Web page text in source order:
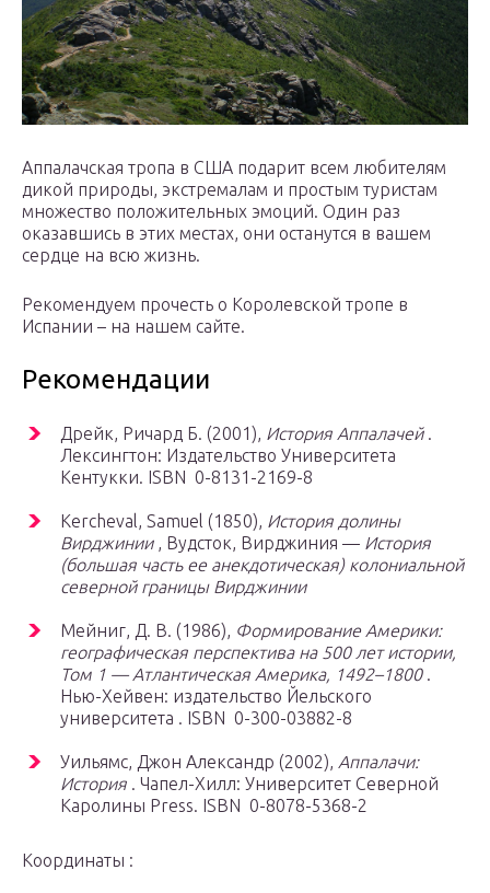
Аппалачская тропа в США подарит всем любителям
дикой природы, экстремалам и простым туристам
множество положительных эмоций. Один раз
оказавшись в этих местах, они останутся в вашем
сердце на всю жизнь.
Рекомендуем прочесть о Королевской тропе в
Испании – на нашем сайте.
Рекомендации
Дрейк, Ричард Б. (2001), История Аппалачей.
Лексингтон: Издательство Университета
Кентукки. ISBN 0-8131-2169-8
Kercheval, Samuel (1850), История долины
Вирджинии, Вудсток, Вирджиния — История
(большая часть ее анекдотическая) колониальной
северной границы Вирджинии
Мейниг, Д. В. (1986), Формирование Америки:
географическая перспектива на 500 лет истории,
Том 1 — Атлантическая Америка, 1492–1800.
Нью-Хейвен: издательство Йельского
университета . ISBN 0-300-03882-8
Уильямс, Джон Александр (2002), Аппалачи:
История . Чапел-Хилл: Университет Северной
Каролины Press. ISBN 0-8078-5368-2
Координаты :